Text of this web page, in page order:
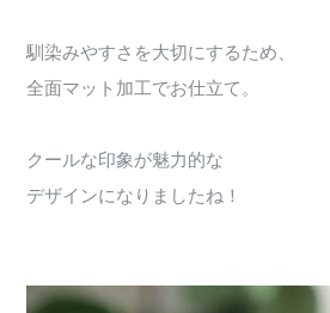
馴染みやすさを大切にするため、
全面マット加工でお仕立て。
クールな印象が魅力的な
デザインになりましたね！